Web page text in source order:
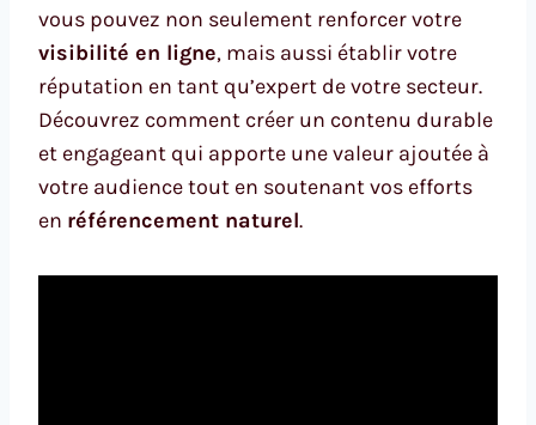
vous pouvez non seulement renforcer votre
visibilité en ligne, mais aussi établir votre
réputation en tant qu’expert de votre secteur.
Découvrez comment créer un contenu durable
et engageant qui apporte une valeur ajoutée à
votre audience tout en soutenant vos efforts
en référencement naturel.